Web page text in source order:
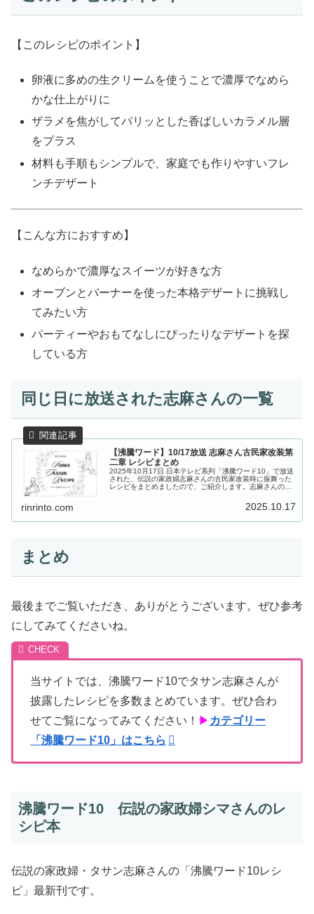
【このレシピのポイント】
卵液に多めの生クリームを使うことで濃厚でなめら
かな仕上がりに
ザラメを焦がしてパリッとした香ばしいカラメル層
をプラス
材料も手順もシンプルで、家庭でも作りやすいフレ
ンチデザート
【こんな方におすすめ】
なめらかで濃厚なスイーツが好きな方
オーブンとバーナーを使った本格デザートに挑戦し
てみたい方
パーティーやおもてなしにぴったりなデザートを探
している方
同じ日に放送された志麻さんの一覧
【沸騰ワード】10/17放送 志麻さん古民家改装第
二章 レシピまとめ
2025年10月17日 日本テレビ系列「沸騰ワード10」で放送
された、伝説の家政婦志麻さんの古民家改装時に振舞った
レシピをまとめましたので、ご紹介します。志麻さんの古
rinrinto.com 2025.10.17
まとめ
最後までご覧いただき、ありがとうございます。ぜひ参考
にしてみてくださいね。
当サイトでは、沸騰ワード10でタサン志麻さんが
披露したレシピを多数まとめています。ぜひ合わ
せてご覧になってみてください！ ▶ カテゴリー
「沸騰ワード10」はこちら
沸騰ワード10 伝説の家政婦シマさんのレ
シピ本
伝説の家政婦・タサン志麻さんの「沸騰ワード10レシ
ピ」最新刊です。